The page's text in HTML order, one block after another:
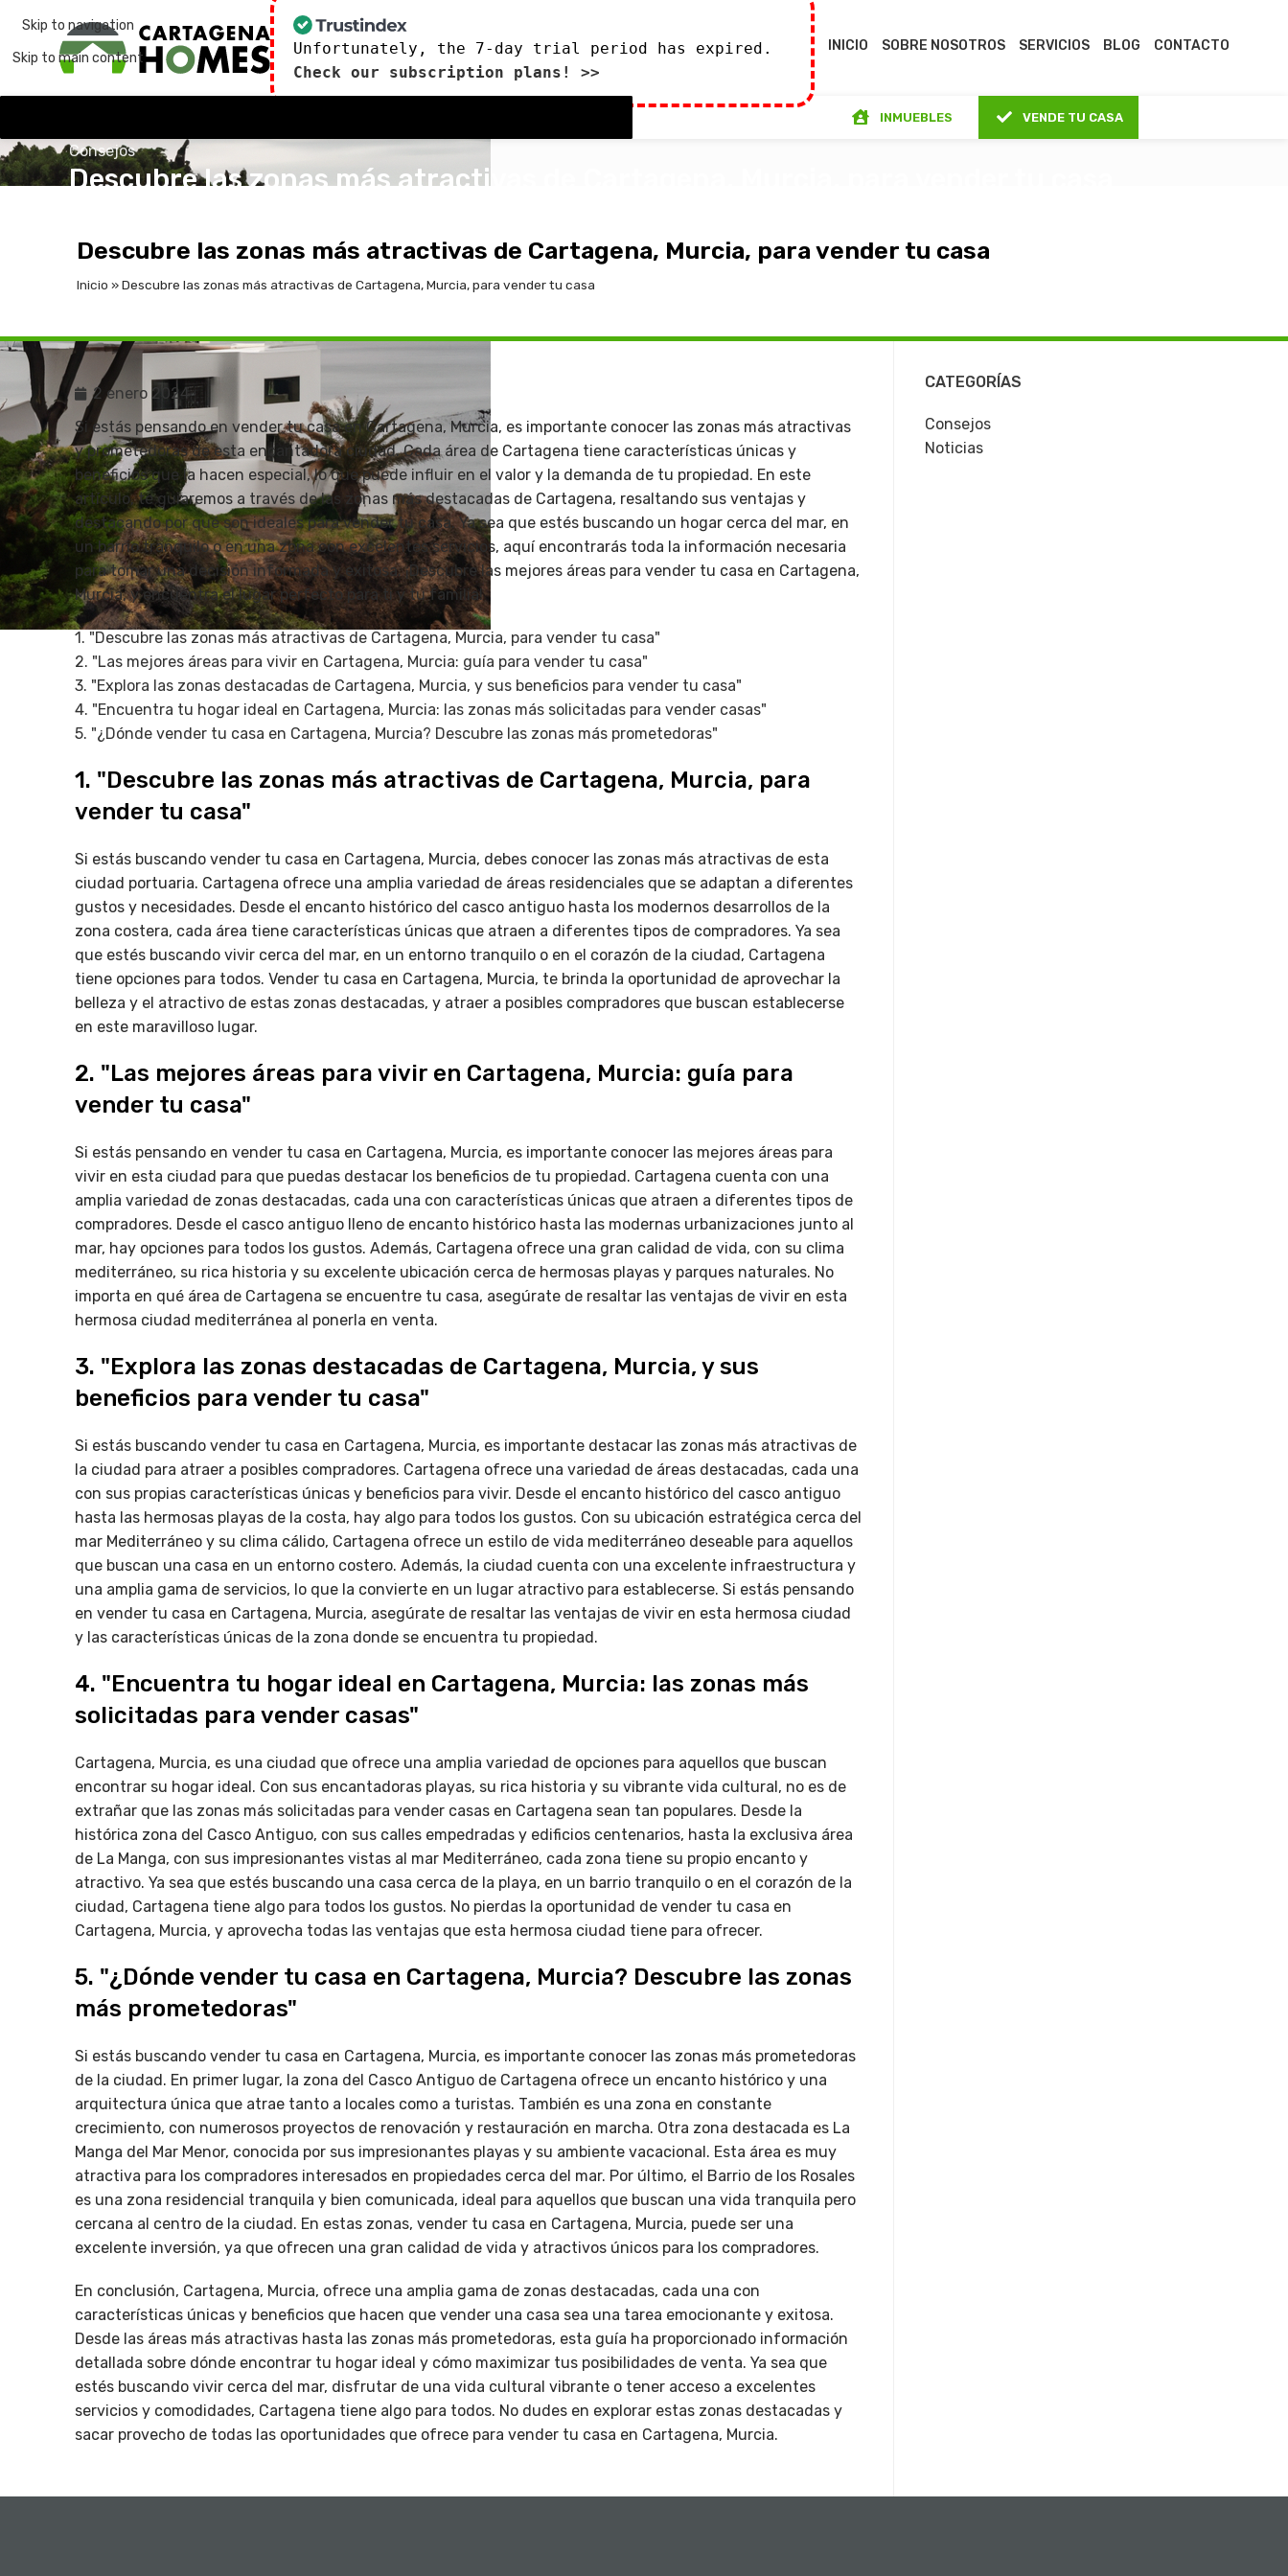
Skip to navigation
Skip to main content
Unfortunately, the 7-day trial period has expired.
Check our subscription plans! >>
INICIO SOBRE NOSOTROS SERVICIOS BLOG CONTACTO
INMUEBLES VENDE TU CASA
Consejos
Descubre las zonas más atractivas de Cartagena, Murcia, para vender tu casa
Descubre las zonas más atractivas de Cartagena, Murcia, para vender tu casa
Inicio »Descubre las zonas más atractivas de Cartagena, Murcia, para vender tu casa
2 enero 2024
Si estás pensando en vender tu casa en Cartagena, Murcia, es importante conocer las zonas más atractivas
y prometedoras de esta encantadora ciudad. Cada área de Cartagena tiene características únicas y
beneficios que la hacen especial, lo que puede influir en el valor y la demanda de tu propiedad. En este
artículo, te guiaremos a través de las zonas más destacadas de Cartagena, resaltando sus ventajas y
destacando por qué son ideales para vender tu casa. Ya sea que estés buscando un hogar cerca del mar, en
un barrio tranquilo o en una zona con excelentes servicios, aquí encontrarás toda la información necesaria
para tomar una decisión informada y exitosa. ¡Descubre las mejores áreas para vender tu casa en Cartagena,
Murcia, y encuentra el lugar perfecto para ti y tu familia!
1. "Descubre las zonas más atractivas de Cartagena, Murcia, para vender tu casa"
2. "Las mejores áreas para vivir en Cartagena, Murcia: guía para vender tu casa"
3. "Explora las zonas destacadas de Cartagena, Murcia, y sus beneficios para vender tu casa"
4. "Encuentra tu hogar ideal en Cartagena, Murcia: las zonas más solicitadas para vender casas"
5. "¿Dónde vender tu casa en Cartagena, Murcia? Descubre las zonas más prometedoras"
1. "Descubre las zonas más atractivas de Cartagena, Murcia, para
vender tu casa"
Si estás buscando vender tu casa en Cartagena, Murcia, debes conocer las zonas más atractivas de esta
ciudad portuaria. Cartagena ofrece una amplia variedad de áreas residenciales que se adaptan a diferentes
gustos y necesidades. Desde el encanto histórico del casco antiguo hasta los modernos desarrollos de la
zona costera, cada área tiene características únicas que atraen a diferentes tipos de compradores. Ya sea
que estés buscando vivir cerca del mar, en un entorno tranquilo o en el corazón de la ciudad, Cartagena
tiene opciones para todos. Vender tu casa en Cartagena, Murcia, te brinda la oportunidad de aprovechar la
belleza y el atractivo de estas zonas destacadas, y atraer a posibles compradores que buscan establecerse
en este maravilloso lugar.
2. "Las mejores áreas para vivir en Cartagena, Murcia: guía para
vender tu casa"
Si estás pensando en vender tu casa en Cartagena, Murcia, es importante conocer las mejores áreas para
vivir en esta ciudad para que puedas destacar los beneficios de tu propiedad. Cartagena cuenta con una
amplia variedad de zonas destacadas, cada una con características únicas que atraen a diferentes tipos de
compradores. Desde el casco antiguo lleno de encanto histórico hasta las modernas urbanizaciones junto al
mar, hay opciones para todos los gustos. Además, Cartagena ofrece una gran calidad de vida, con su clima
mediterráneo, su rica historia y su excelente ubicación cerca de hermosas playas y parques naturales. No
importa en qué área de Cartagena se encuentre tu casa, asegúrate de resaltar las ventajas de vivir en esta
hermosa ciudad mediterránea al ponerla en venta.
3. "Explora las zonas destacadas de Cartagena, Murcia, y sus
beneficios para vender tu casa"
Si estás buscando vender tu casa en Cartagena, Murcia, es importante destacar las zonas más atractivas de
la ciudad para atraer a posibles compradores. Cartagena ofrece una variedad de áreas destacadas, cada una
con sus propias características únicas y beneficios para vivir. Desde el encanto histórico del casco antiguo
hasta las hermosas playas de la costa, hay algo para todos los gustos. Con su ubicación estratégica cerca del
mar Mediterráneo y su clima cálido, Cartagena ofrece un estilo de vida mediterráneo deseable para aquellos
que buscan una casa en un entorno costero. Además, la ciudad cuenta con una excelente infraestructura y
una amplia gama de servicios, lo que la convierte en un lugar atractivo para establecerse. Si estás pensando
en vender tu casa en Cartagena, Murcia, asegúrate de resaltar las ventajas de vivir en esta hermosa ciudad
y las características únicas de la zona donde se encuentra tu propiedad.
4. "Encuentra tu hogar ideal en Cartagena, Murcia: las zonas más
solicitadas para vender casas"
Cartagena, Murcia, es una ciudad que ofrece una amplia variedad de opciones para aquellos que buscan
encontrar su hogar ideal. Con sus encantadoras playas, su rica historia y su vibrante vida cultural, no es de
extrañar que las zonas más solicitadas para vender casas en Cartagena sean tan populares. Desde la
histórica zona del Casco Antiguo, con sus calles empedradas y edificios centenarios, hasta la exclusiva área
de La Manga, con sus impresionantes vistas al mar Mediterráneo, cada zona tiene su propio encanto y
atractivo. Ya sea que estés buscando una casa cerca de la playa, en un barrio tranquilo o en el corazón de la
ciudad, Cartagena tiene algo para todos los gustos. No pierdas la oportunidad de vender tu casa en
Cartagena, Murcia, y aprovecha todas las ventajas que esta hermosa ciudad tiene para ofrecer.
5. "¿Dónde vender tu casa en Cartagena, Murcia? Descubre las zonas
más prometedoras"
Si estás buscando vender tu casa en Cartagena, Murcia, es importante conocer las zonas más prometedoras
de la ciudad. En primer lugar, la zona del Casco Antiguo de Cartagena ofrece un encanto histórico y una
arquitectura única que atrae tanto a locales como a turistas. También es una zona en constante
crecimiento, con numerosos proyectos de renovación y restauración en marcha. Otra zona destacada es La
Manga del Mar Menor, conocida por sus impresionantes playas y su ambiente vacacional. Esta área es muy
atractiva para los compradores interesados en propiedades cerca del mar. Por último, el Barrio de los Rosales
es una zona residencial tranquila y bien comunicada, ideal para aquellos que buscan una vida tranquila pero
cercana al centro de la ciudad. En estas zonas, vender tu casa en Cartagena, Murcia, puede ser una
excelente inversión, ya que ofrecen una gran calidad de vida y atractivos únicos para los compradores.
En conclusión, Cartagena, Murcia, ofrece una amplia gama de zonas destacadas, cada una con
características únicas y beneficios que hacen que vender una casa sea una tarea emocionante y exitosa.
Desde las áreas más atractivas hasta las zonas más prometedoras, esta guía ha proporcionado información
detallada sobre dónde encontrar tu hogar ideal y cómo maximizar tus posibilidades de venta. Ya sea que
estés buscando vivir cerca del mar, disfrutar de una vida cultural vibrante o tener acceso a excelentes
servicios y comodidades, Cartagena tiene algo para todos. No dudes en explorar estas zonas destacadas y
sacar provecho de todas las oportunidades que ofrece para vender tu casa en Cartagena, Murcia.
CATEGORÍAS
Consejos
Noticias